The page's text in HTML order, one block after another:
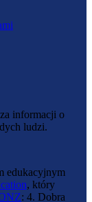
informacji o
ludzi.
edukacyjnym
, który
: 4. Dobra